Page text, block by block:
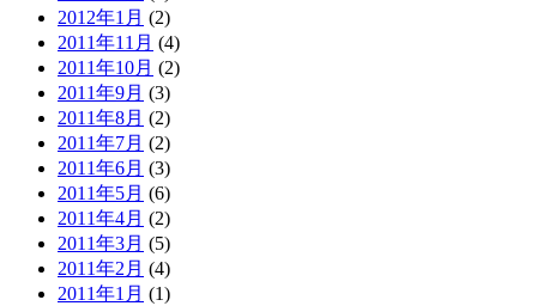
2012年1月 (2)
2011年11月 (4)
2011年10月 (2)
2011年9月 (3)
2011年8月 (2)
2011年7月 (2)
2011年6月 (3)
2011年5月 (6)
2011年4月 (2)
2011年3月 (5)
2011年2月 (4)
2011年1月 (1)